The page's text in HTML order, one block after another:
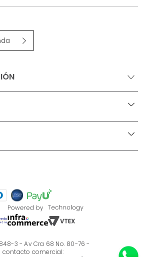
+
y restricciones para productos
y restricciones Tugó S.A.S
de muebles
+
Tugó?
3 - Av Cra 68 No. 80-76 -
contacto comercial: